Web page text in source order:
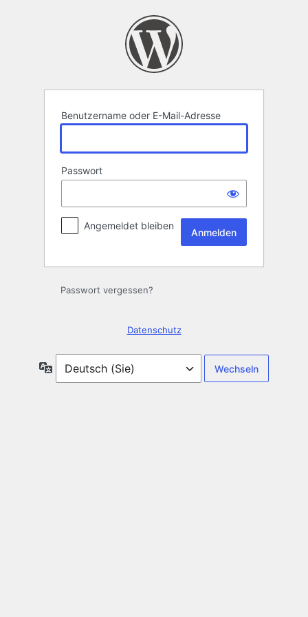
Benutzername oder E-Mail-Adresse
Passwort
Angemeldet bleiben
Passwort vergessen?
Datenschutz
Sprache